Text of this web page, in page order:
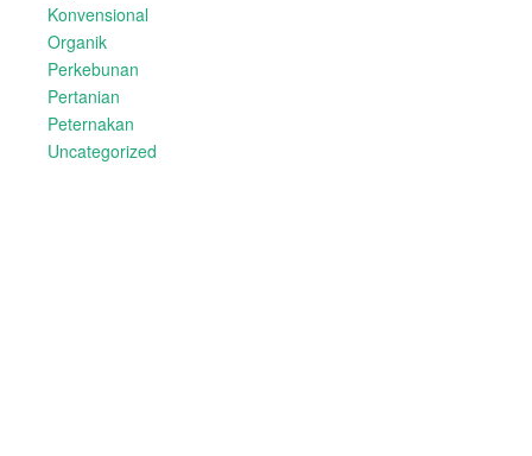
Konvensional
Organik
Perkebunan
Pertanian
Peternakan
Uncategorized